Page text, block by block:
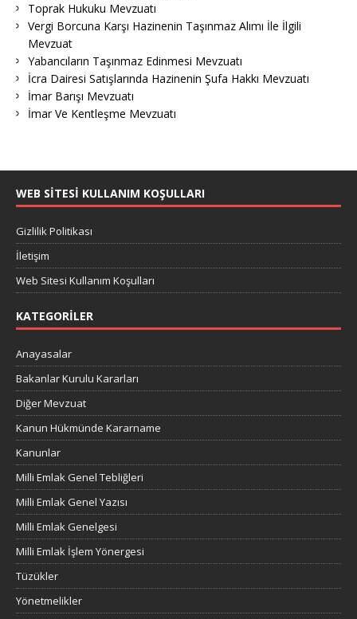
Toprak Hukuku Mevzuatı
Vergi Borcuna Karşı Hazinenin Taşınmaz Alımı İle İlgili
Mevzuat
Yabancıların Taşınmaz Edinmesi Mevzuatı
İcra Dairesi Satışlarında Hazinenin Şufa Hakkı Mevzuatı
İmar Barışı Mevzuatı
İmar Ve Kentleşme Mevzuatı
WEB SITESI KULLANIM KOŞULLARI
Gizlilik Politikası
İletişim
Web Sitesi Kullanım Koşulları
KATEGORILER
Anayasalar
Bakanlar Kurulu Kararları
Diğer Mevzuat
Kanun Hükmünde Kararname
Kanunlar
Milli Emlak Genel Tebliğleri
Milli Emlak Genel Yazısı
Milli Emlak Genelgesi
Milli Emlak İşlem Yönergesi
Tüzükler
Yönetmelikler